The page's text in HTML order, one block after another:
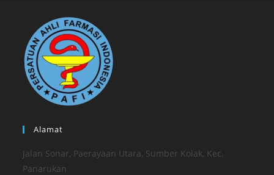
Alamat
Jalan Sonar, Paerayaan Utara, Sumber Kolak, Kec.
Panarukan